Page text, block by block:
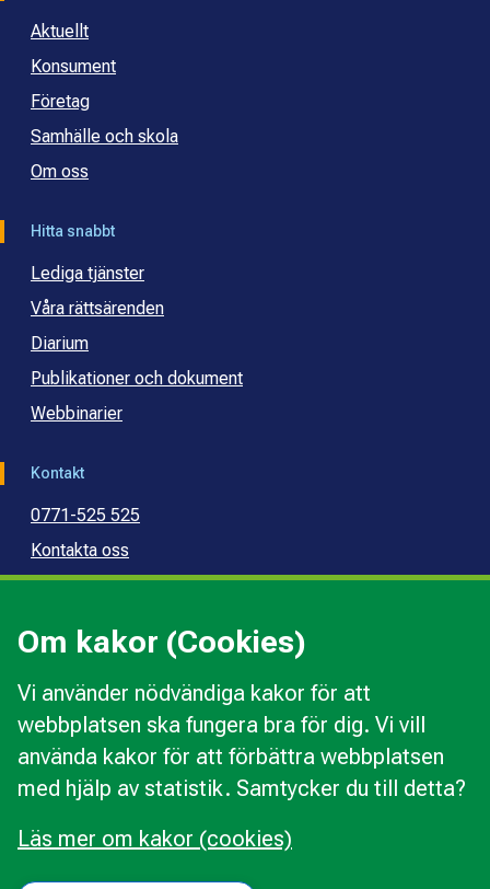
Om kakor (Cookies)
Vi använder nödvändiga kakor för att
webbplatsen ska fungera bra för dig. Vi vill
använda kakor för att förbättra webbplatsen
med hjälp av statistik. Samtycker du till detta?
Läs mer om kakor (cookies)
Aktuellt
Konsument
Företag
Samhälle och skola
Om oss
Hitta snabbt
Lediga tjänster
Våra rättsärenden
Diarium
Publikationer och dokument
Webbinarier
Kontakt
0771-525 525
Kontakta oss
Press
Kommunal budget- och skuldrådgivning
Om webbplatsen
Behandling av personuppgifter